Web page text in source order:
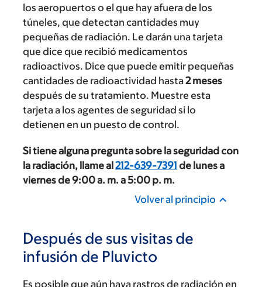
los aeropuertos o el que hay afuera de los
túneles, que detectan cantidades muy
pequeñas de radiación. Le darán una tarjeta
que dice que recibió medicamentos
radioactivos. Dice que puede emitir pequeñas
cantidades de radioactividad hasta2 meses
después de su tratamiento. Muestre esta
tarjeta a los agentes de seguridad si lo
detienen en un puesto de control.
Si tiene alguna pregunta sobre la seguridad con
la radiación, llame al 212-639-7391 de lunes a
viernes de 9:00 a. m. a 5:00 p. m.
Volver al principio
Después de sus visitas de
infusión de Pluvicto
Es posible que aún haya rastros de radiación en